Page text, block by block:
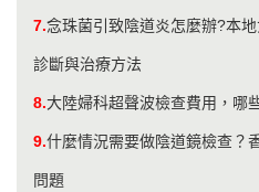
7.念珠菌引致陰道炎怎麼辦?本
診斷與治療方法
8.大陸婦科超聲波檢查費用，哪
9.什麼情況需要做陰道鏡檢查？
問題